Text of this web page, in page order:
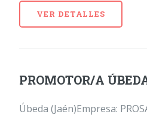
VER DETALLES
PROMOTOR/A
Úbeda (Jaén)Empresa: